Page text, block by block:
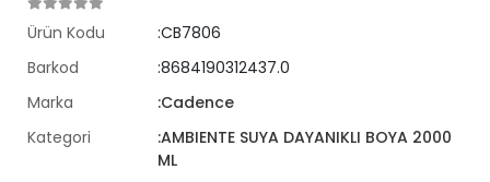
Ürün Kodu
:CB7806
Barkod
:8684190312437.0
Marka
:Cadence
Kategori
:AMBIENTE SUYA DAYANIKLI BOYA 2000
ML